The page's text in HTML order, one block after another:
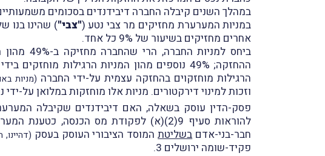
במהלך השנים קיבלה החברה דיבידנדים בסכומים
במניות המערערת מחזיקים מר צבי נטע ("צבי") שהינו בנו של המנוח, בשיעור
אחרים מחזיקים בשיעור של 9% כל אחד.
ביחס
ההחזקה; 49% נוספים מהון המניות הרגילות מוחזקים בידי חברת נכסי צבי בע"מ (
הרגילות מוחזקוים בהחזקה עצמית על-ידי החברה (מניות
וזכות למינוי דירקטורים. מניות אלו מוחזקות במלואן על-ידי
פסק-הדין עוסק בשאלה, האם דיבידנדים שקיבלה המערערת מהחברה
להוראות סעיף 9(2)(א) לפקודת מס הכנסה,
חבר-בני-אדם בשליטתהמוסד הציבורי העוסק בעסק
פקיד-שומה ירושלים 3.